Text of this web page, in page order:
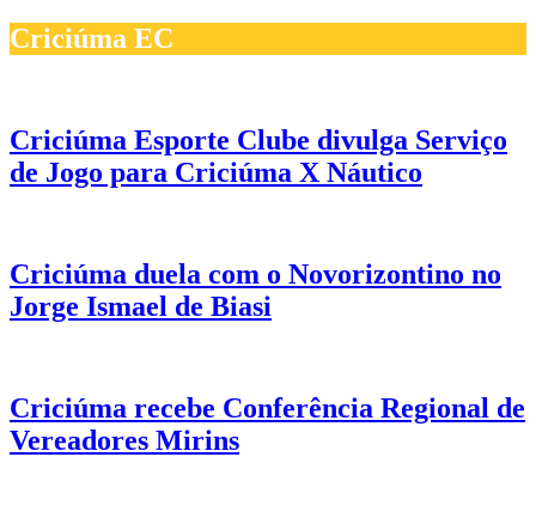
Criciúma EC
Criciúma Esporte Clube divulga Serviço
de Jogo para Criciúma X Náutico
Criciúma duela com o Novorizontino no
Jorge Ismael de Biasi
Criciúma recebe Conferência Regional de
Vereadores Mirins